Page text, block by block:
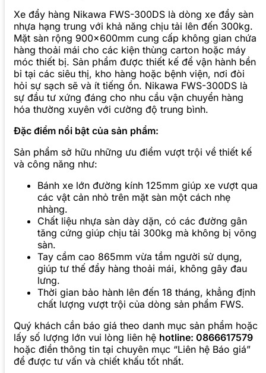
Xe đẩy hàng Nikawa FWS-300DS là dòng xe đẩy sàn
nhựa hạng trung với khả năng chịu tải lên đến 300kg.
Mặt sàn rộng 900x600mm cung cấp không gian chứa
hàng thoải mái cho các kiện thùng carton hoặc máy
móc thiết bị. Sản phẩm được thiết kế để vận hành bền
bỉ tại các siêu thị, kho hàng hoặc bệnh viện, nơi đòi
hỏi sự sạch sẽ và ít tiếng ồn. Nikawa FWS-300DS là
sự đầu tư xứng đáng cho nhu cầu vận chuyển hàng
hóa thường xuyên với cường độ trung bình.
Đặc điểm nổi bật của sản phẩm:
Sản phẩm sở hữu những ưu điểm vượt trội về thiết kế
và công năng như:
Bánh xe lớn đường kính 125mm giúp xe vượt qua
các vật cản nhỏ trên mặt sàn một cách nhẹ
nhàng.
Chất liệu nhựa sàn dày dặn, có các đường gân
tăng cứng giúp chịu tải 300kg mà không bị võng
sàn.
Tay cầm cao 865mm vừa tầm người sử dụng,
giúp tư thế đẩy hàng thoải mái, không gây đau
lưng.
Thời gian bảo hành lên đến 18 tháng, khẳng định
chất lượng vượt trội của dòng sản phẩm FWS.
Quý khách cần báo giá theo danh mục sản phẩm hoặc
lấy số lượng lớn vui lòng liên hệ hotline: 0866617579
hoặc điền thông tin tại chuyên mục “Liên hệ Báo giá”
để được tư vấn và chiết khấu tốt nhất.